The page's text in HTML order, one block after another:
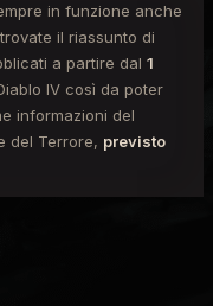
in funzione anche
il riassunto di
a partire dal 1
IV così da poter
informazioni del
del Terrore, previsto